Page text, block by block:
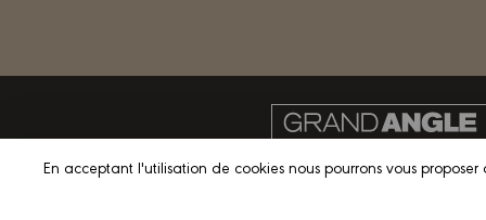
En acceptant l'utilisation de cookies nous pourrons vous